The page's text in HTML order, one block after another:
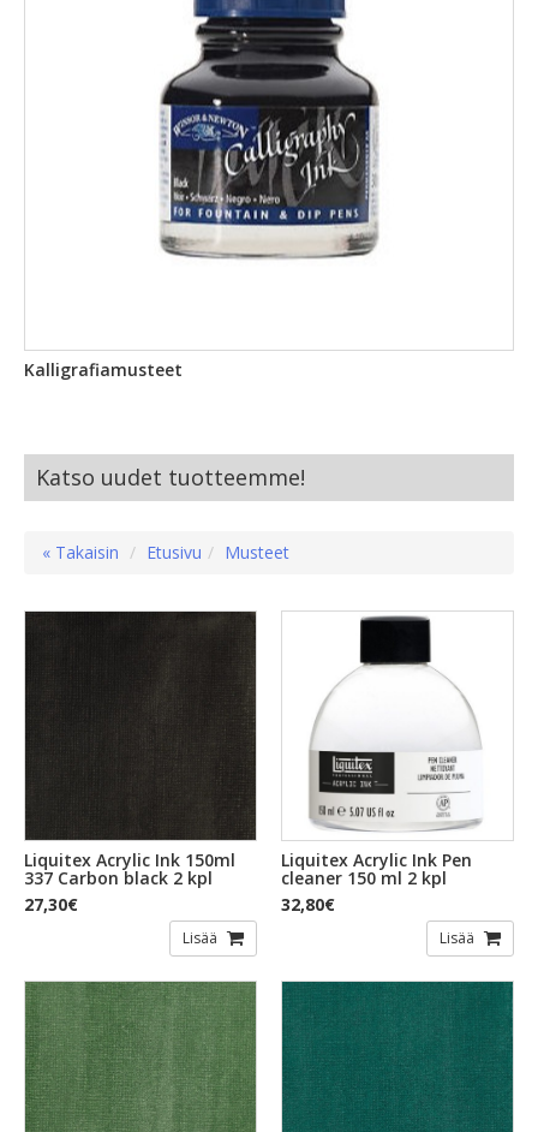
Kalligrafiamusteet
Katso uudet tuotteemme!
« Takaisin Etusivu Musteet
Liquitex Acrylic Ink 150ml
337 Carbon black 2 kpl
27,30€
Lisää
Liquitex Acrylic Ink Pen
cleaner 150 ml 2 kpl
32,80€
Lisää